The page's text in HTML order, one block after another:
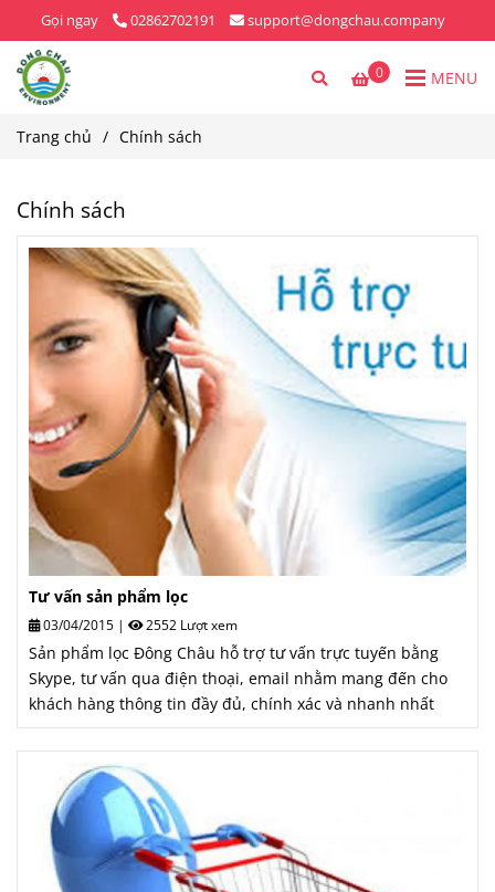
Gọi ngay 02862702191 support@dongchau.company
0 MENU
Trang chủ / Chính sách
Chính sách
Tư vấn sản phẩm lọc
03/04/2015 | 2552 Lượt xem
Sản phẩm lọc Đông Châu hỗ trợ tư vấn trực tuyến bằng
Skype, tư vấn qua điện thoại, email nhằm mang đến cho
khách hàng thông tin đầy đủ, chính xác và nhanh nhất